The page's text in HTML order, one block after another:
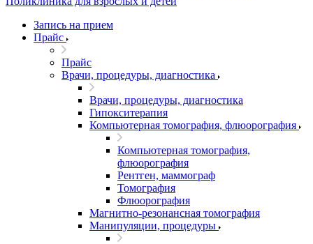
Запись на прием
Прайс
Прайс
Врачи, процедуры, диагностика
Врачи, процедуры, диагностика
Гипокситерапия
Компьютерная томография, флюорография
Компьютерная томография,
флюорография
Рентген, маммограф
Томография
Флюорография
Магнитно-резонансная томография
Манипуляции, процедуры